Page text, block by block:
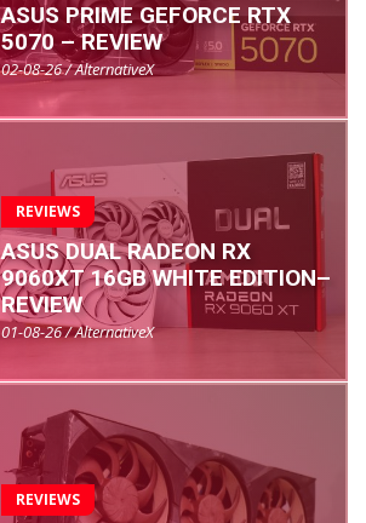
ASUS PRIME GEFORCE RTX
5070 – REVIEW
02-08-26 / AlternativeX
REVIEWS
ASUS DUAL RADEON RX
9060XT 16GB WHITE EDITION–
REVIEW
01-08-26 / AlternativeX
REVIEWS